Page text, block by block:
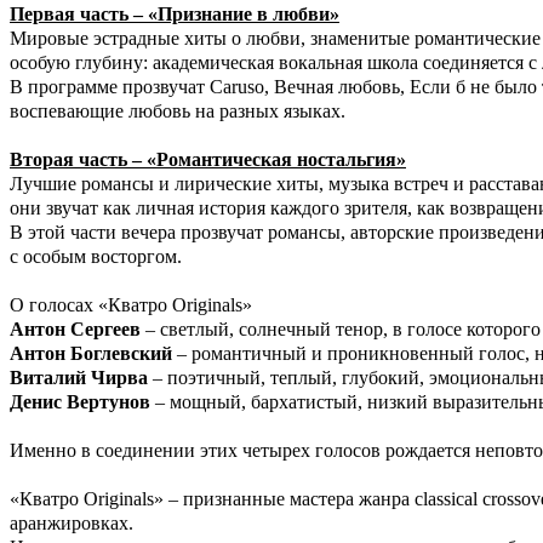
Первая часть – «Признание в любви»
Мировые эстрадные хиты о любви, знаменитые
особую глубину: академическая вокальная школа
В программе прозвучат Caruso, Вечная любовь, Если б не
воспевающие любовь на разных языках.
Вторая часть – «Романтическая ностальгия»
Лучшие романсы и лирические хиты, музыка встреч и
они звучат как личная история каждого зрителя, как
В этой части вечера прозвучат романсы, авторские
с особым восторгом.
О голосах «Кватро Originals»
Антон Сергеев – светлый, солнечный тенор, в голосе
Антон Боглевский – романтичный и проникновенный голос,
Виталий Чирва – поэтичный, теплый, глубокий,
Денис Вертунов – мощный, бархатистый, низкий
Именно в соединении этих четырех голосов рождается
«Кватро Originals» – признанные мастера жанра classical
аранжировках.